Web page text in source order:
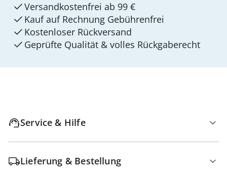
Versandkostenfrei ab 99 €
Kauf auf Rechnung Gebührenfrei
Kostenloser Rückversand
Geprüfte Qualität & volles Rückgaberecht
Service & Hilfe
Lieferung & Bestellung